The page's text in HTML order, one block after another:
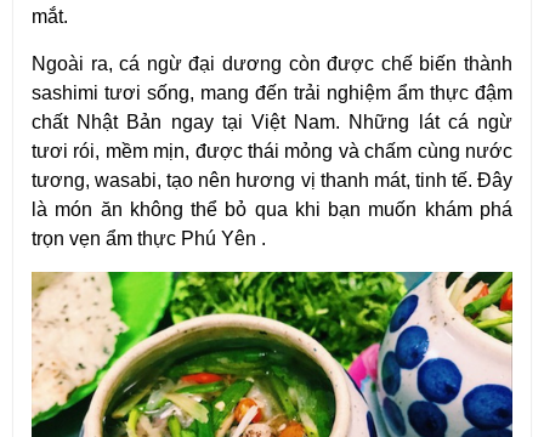
mắt.
Ngoài ra, cá ngừ đại dương còn được chế biến thành
sashimi tươi sống, mang đến trải nghiệm ẩm thực đậm
chất Nhật Bản ngay tại Việt Nam. Những lát cá ngừ
tươi rói, mềm mịn, được thái mỏng và chấm cùng nước
tương, wasabi, tạo nên hương vị thanh mát, tinh tế. Đây
là món ăn không thể bỏ qua khi bạn muốn khám phá
trọn vẹn ẩm thực Phú Yên .